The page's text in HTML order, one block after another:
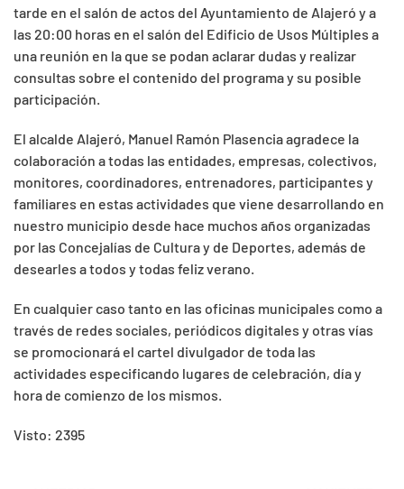
tarde en el salón de actos del Ayuntamiento de Alajeró y a
las 20:00 horas en el salón del Edificio de Usos Múltiples a
una reunión en la que se podan aclarar dudas y realizar
consultas sobre el contenido del programa y su posible
participación.
El alcalde Alajeró, Manuel Ramón Plasencia agradece la
colaboración a todas las entidades, empresas, colectivos,
monitores, coordinadores, entrenadores, participantes y
familiares en estas actividades que viene desarrollando en
nuestro municipio desde hace muchos años organizadas
por las Concejalías de Cultura y de Deportes, además de
desearles a todos y todas feliz verano.
En cualquier caso tanto en las oficinas municipales como a
través de redes sociales, periódicos digitales y otras vías
se promocionará el cartel divulgador de toda las
actividades especificando lugares de celebración, día y
hora de comienzo de los mismos.
Visto: 2395